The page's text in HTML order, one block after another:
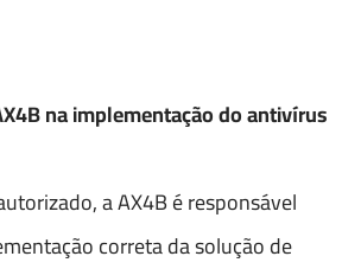
na implementação do antivírus
a AX4B é responsável
correta da solução de